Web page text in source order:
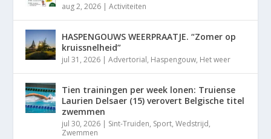
aug 2, 2026 |Activiteiten
HASPENGOUWS WEERPRAATJE. “Zomer op
kruissnelheid”
jul 31, 2026 |Advertorial, Haspengouw, Het weer
Tien trainingen per week lonen: Truiense
Laurien Delsaer (15) verovert Belgische titel
zwemmen
jul 30, 2026 Sint-Truiden, Sport,Wedstrijd,
Zwemmen